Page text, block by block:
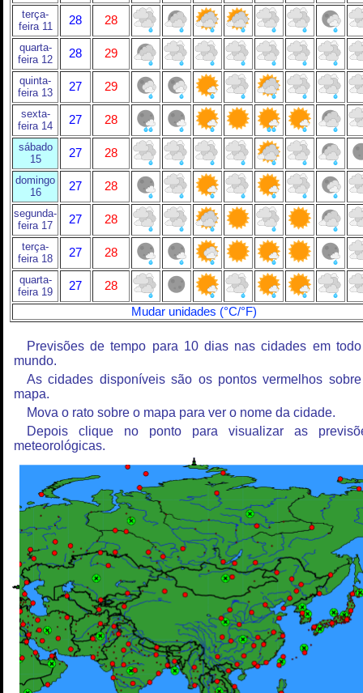
terça-
feira 11
28 28
quarta-
feira 12
28 29
quinta-
feira 13
27 29
sexta-
feira 14
27 28
sábado
15
27 28
domingo
16
27 28
segunda-
feira 17
27 28
terça-
feira 18
27 28
quarta-
feira 19
27
28
Mudar unidades (°C/°F)
Previsões de tempo para 10 dias nas cidades em
mundo.
As cidades disponíveis são os pontos vermelhos
mapa.
Mova o rato sobre o mapa para ver o nome da cidade.
Depois clique no ponto para visualizar as
meteorológicas.